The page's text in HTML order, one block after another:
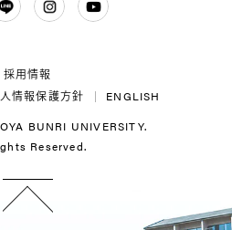
ENGLISH
情報保護方針
採用情報
BUNRI UNIVERSITY.
Reserved.